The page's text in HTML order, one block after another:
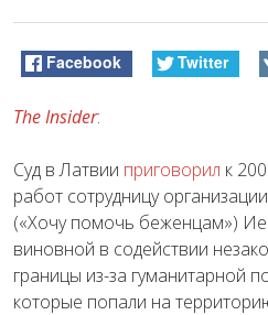
Facebook Twitter
The Insider:
Суд в Латвии приговорил к
работ сотрудницу организации
(«Хочу помочь беженцам»)
виновной в содействии
границы из-за гуманитарной
которые попали на